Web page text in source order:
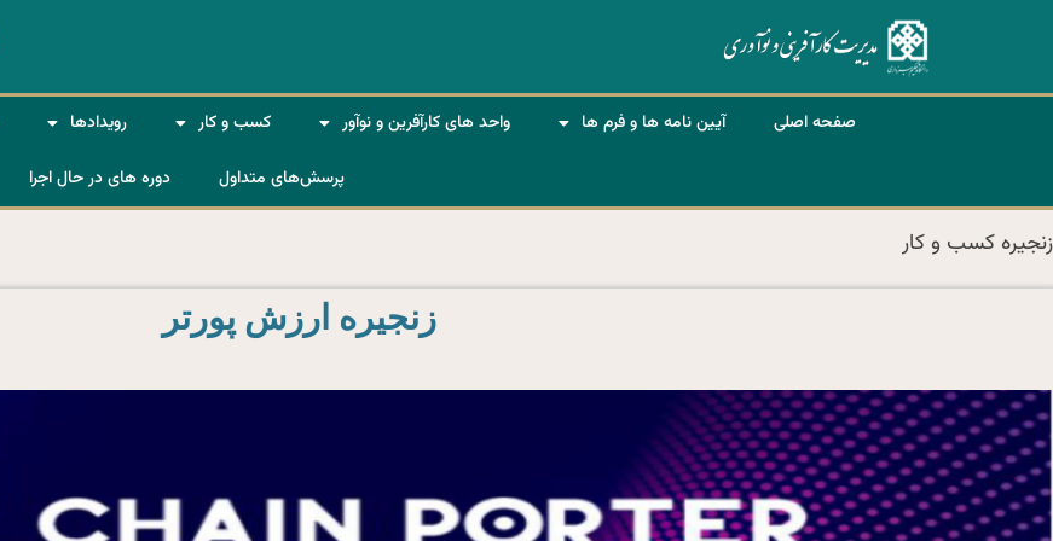
صفحه اصلی آیین نامه ها و فرم ها واحد های کارآفرین و نوآور کسب و کار رویداد‌ها
پرسش‌های متداول دوره های در حال اجرا
زنجیره کسب و کار
زنجیره ارزش پورتر